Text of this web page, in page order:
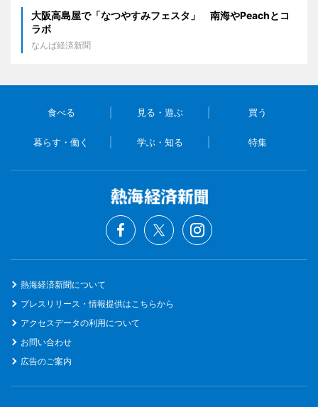
大阪高島屋で「なつやすみフェスタ」 南海やPeachとコ
ラボ
なんば経済新聞
食べる 見る・遊ぶ 買う
暮らす・働く 学ぶ・知る 特集
熱海経済新聞について
プレスリリース・情報提供はこちらから
アクセスデータの利用について
お問い合わせ
広告のご案内